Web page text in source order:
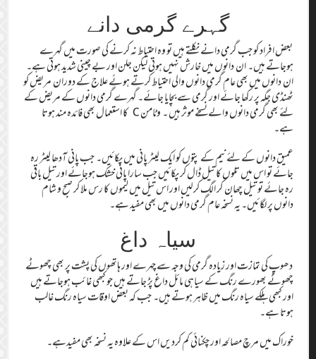
گہرے گرمی دانے
بعض افراد کو جب گرمی دانے نکلتے ہیں تو وہ احتیاط نہ کرنے کی صورت میں گہرے
ہوجاتے ہیں۔ ان دانوں میں خارش نہیں ہوتی لیکن جلن اور بے چینی شدید ہوتی ہے۔
ان دانوں میں بھی عام گرمی دانوں والی احتیاط کرتے ہوئے علاج کے دوران مریض کو
ٹھنڈی جگہ پر رکھا جائے اور گرمی سے بچایا جائے۔ گہرے گرمی دانوں کے مریض کے
لئے بھی گرمی دانوں والے نسخے موثر ہیں ۔ وٹامن C کا استعمال بھی فائدہ مند ہوتا
ہے۔
عمیق دانوں کے لئے نیم کے پتوں کو ایک لیٹر پانی میں پکائیں۔ جب پانی آدھا لیٹر رہ
جائے تو اس میں تلوں کا تیل ڈال کر پکائیں جب سارا پانی خشک ہوجائے اور تیل باقی
رہ جائے تو تیل چھان کر الگ کرلیں اور اس تیل میں لیموں کا رس ملا کر صبح و شام
دانوں پر لگائیں۔ یہ نسخہ عام گرمی دانوں میں بھی مفید ہے۔
سیاہ داغ
دھوپ کی تمازت اور زیادہ گرمی کی وجہ سے چہرے اور ہاتھوں کی پشت پر بھی چھوٹے
چھوٹے بھورے رنگ کے سیاہی مائل داغ پڑ جاتے ہیں جو کبھی غائب ہوجاتے ہیں
اور کبھی ہلکے سیاہ رنگ میں ظاہر ہوتے ہیں۔ جب کہ بعض اوقات سیاہ رنگ غالب
ہوتا ہے۔
خوراک میں مرچ مصالحہ اور چکنائی کم کردیں اس کے علاوہ یہ نسخہ بھی مفیدہے۔